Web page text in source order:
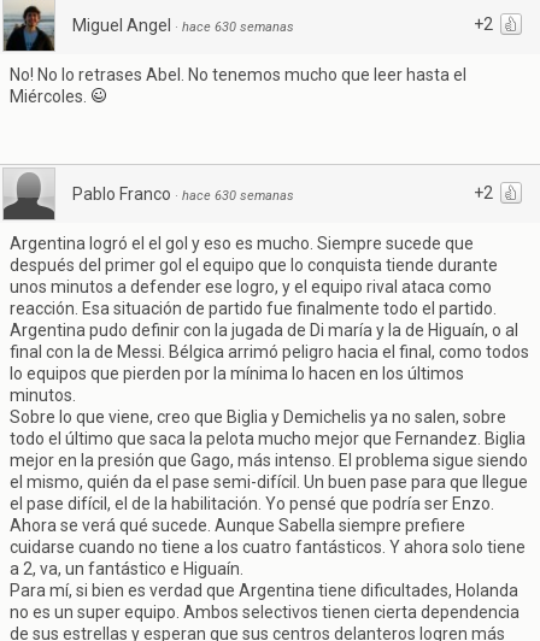
+2
Miguel Angel · hace 630 semanas
No! No lo retrases Abel. No tenemos mucho que leer hasta el
Miércoles.
+2
Pablo Franco · hace 630 semanas
Argentina logró el el gol y eso es mucho. Siempre sucede que
después del primer gol el equipo que lo conquista tiende durante
unos minutos a defender ese logro, y el equipo rival ataca como
reacción. Esa situación de partido fue finalmente todo el partido.
Argentina pudo definir con la jugada de Di maría y la de Higuaín, o al
final con la de Messi. Bélgica arrimó peligro hacia el final, como todos
lo equipos que pierden por la mínima lo hacen en los últimos
minutos.
Sobre lo que viene, creo que Biglia y Demichelis ya no salen, sobre
todo el último que saca la pelota mucho mejor que Fernandez. Biglia
mejor en la presión que Gago, más intenso. El problema sigue siendo
el mismo, quién da el pase semi-difícil. Un buen pase para que llegue
el pase difícil, el de la habilitación. Yo pensé que podría ser Enzo.
Ahora se verá qué sucede. Aunque Sabella siempre prefiere
cuidarse cuando no tiene a los cuatro fantásticos. Y ahora solo tiene
a 2, va, un fantástico e Higuaín.
Para mí, si bien es verdad que Argentina tiene dificultades, Holanda
no es un super equipo. Ambos selectivos tienen cierta dependencia
de sus estrellas y esperan que sus centros delanteros logren más